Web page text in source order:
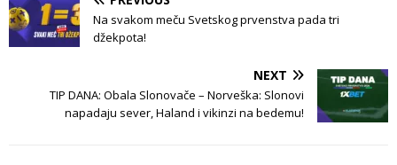
Na svakom meču Svetskog prvenstva pada tri
džekpota!
NEXT
TIP DANA: Obala Slonovače – Norveška: Slonovi
napadaju sever, Haland i vikinzi na bedemu!